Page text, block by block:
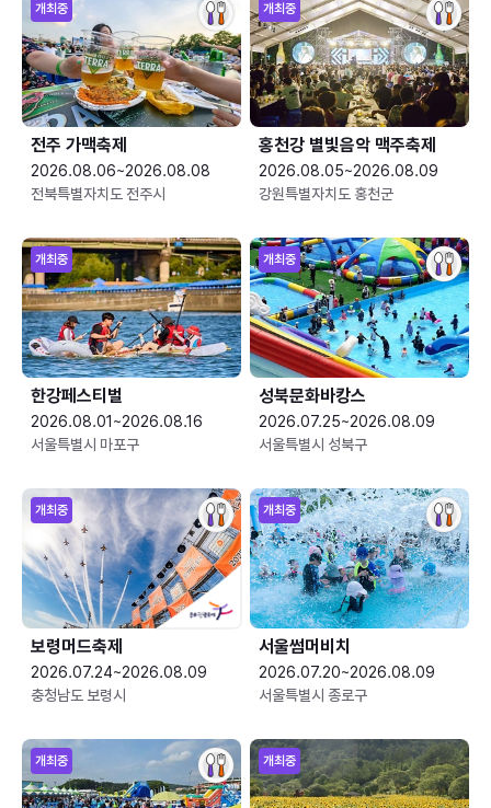
개최중
전주 가맥축제
2026.08.06~2026.08.08
전북특별자치도 전주시
개최중
홍천강 별빛음악 맥주축제
2026.08.05~2026.08.09
강원특별자치도 홍천군
개최중
한강페스티벌
2026.08.01~2026.08.16
서울특별시 마포구
개최중
성북문화바캉스
2026.07.25~2026.08.09
서울특별시 성북구
개최중
보령머드축제
2026.07.24~2026.08.09
충청남도 보령시
개최중
서울썸머비치
2026.07.20~2026.08.09
서울특별시 종로구
개최중 개최중